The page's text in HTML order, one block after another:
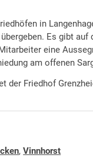
in
Es gibt
eine
am offenen
der Friedhof
,Vinnhorst